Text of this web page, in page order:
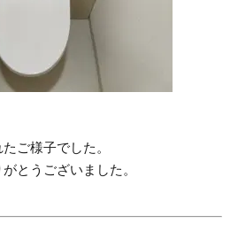
ご様子でした。
とうございました。